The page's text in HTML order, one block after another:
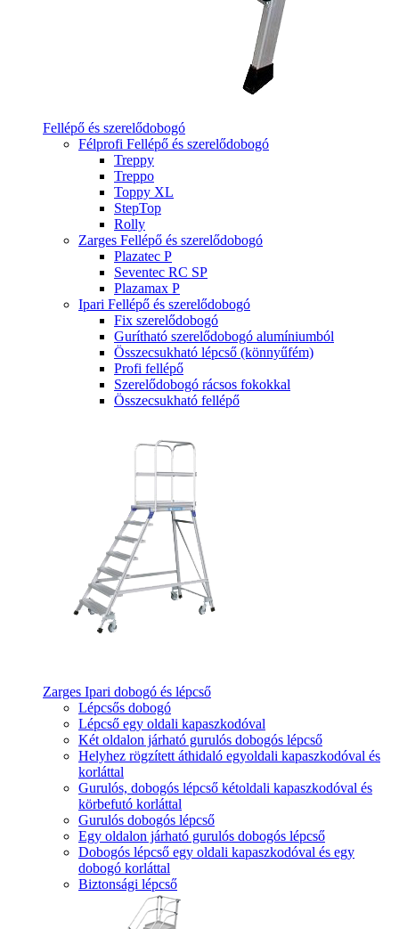
Fellépő és szerelődobogó
Félprofi Fellépő és szerelődobogó
Treppy
Treppo
Toppy XL
StepTop
Rolly
Zarges Fellépő és szerelődobogó
Plazatec P
Seventec RC SP
Plazamax P
Ipari Fellépő és szerelődobogó
Fix szerelődobogó
Gurítható szerelődobogó alumíniumból
Összecsukható lépcső (könnyűfém)
Profi fellépő
Szerelődobogó rácsos fokokkal
Összecsukható fellépő
Zarges Ipari dobogó és lépcső
Lépcsős dobogó
Lépcső egy oldali kapaszkodóval
Két oldalon járható gurulós dobogós lépcső
Helyhez rögzített áthidaló egyoldali kapaszkodóval és
korláttal
Gurulós, dobogós lépcső kétoldali kapaszkodóval és
körbefutó korláttal
Gurulós dobogós lépcső
Egy oldalon járható gurulós dobogós lépcső
Dobogós lépcső egy oldali kapaszkodóval és egy
dobogó korláttal
Biztonsági lépcső